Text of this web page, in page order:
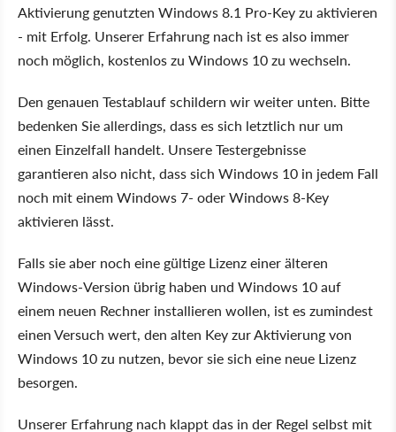
Aktivierung genutzten Windows 8.1 Pro-Key zu aktivieren
- mit Erfolg. Unserer Erfahrung nach ist es also immer
noch möglich, kostenlos zu Windows 10 zu wechseln.
Den genauen Testablauf schildern wir weiter unten. Bitte
bedenken Sie allerdings, dass es sich letztlich nur um
einen Einzelfall handelt. Unsere Testergebnisse
garantieren also nicht, dass sich Windows 10 in jedem Fall
noch mit einem Windows 7- oder Windows 8-Key
aktivieren lässt.
Falls sie aber noch eine gültige Lizenz einer älteren
Windows-Version übrig haben und Windows 10 auf
einem neuen Rechner installieren wollen, ist es zumindest
einen Versuch wert, den alten Key zur Aktivierung von
Windows 10 zu nutzen, bevor sie sich eine neue Lizenz
besorgen.
Unserer Erfahrung nach klappt das in der Regel selbst mit